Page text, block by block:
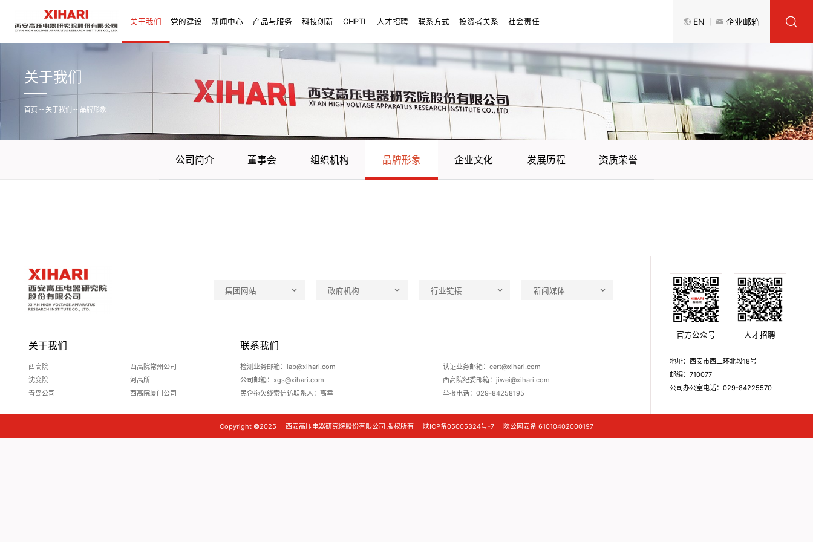
EN 企业邮箱
关于我们 党的建设 新闻中心 产品与服务 科技创新 CHPTL 人才招聘 联系方式 投资者关系 社会责任
关于我们
首页 -- 关于我们 -- 品牌形象
公司简介 董事会 组织机构 品牌形象 企业文化 发展历程 资质荣誉
集团网站 政府机构 行业链接 新闻媒体
关于我们
西高院
西高院常州公司
沈变院
河高所
青岛公司
西高院厦门公司
联系我们
检测业务邮箱：lab@xihari.com
认证业务邮箱：cert@xihari.com
公司邮箱：xgs@xihari.com
西高院纪委邮箱：jiwei@xihari.com
民企拖欠线索信访联系人：高幸
举报电话：029-84258195
官方公众号 人才招聘
地址：西安市西二环北段18号
邮编：710077
公司办公室电话：029-84225570
Copyright ©2025 西安高压电器研究院股份有限公司 版权所有 陕ICP备05005324号-7 陕公网安备 61010402000197